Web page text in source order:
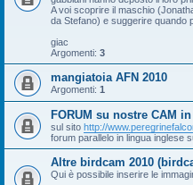
A voi scoprire il maschio
da Stefano) e suggerire quando
giac
Argomenti: 3
mangiatoia AFN 2010
Argomenti: 1
FORUM su nostre CAM
sul sito http://
forum parallelo in lingua inglese
Altre birdcam 2010
Qui è possibile inserire le